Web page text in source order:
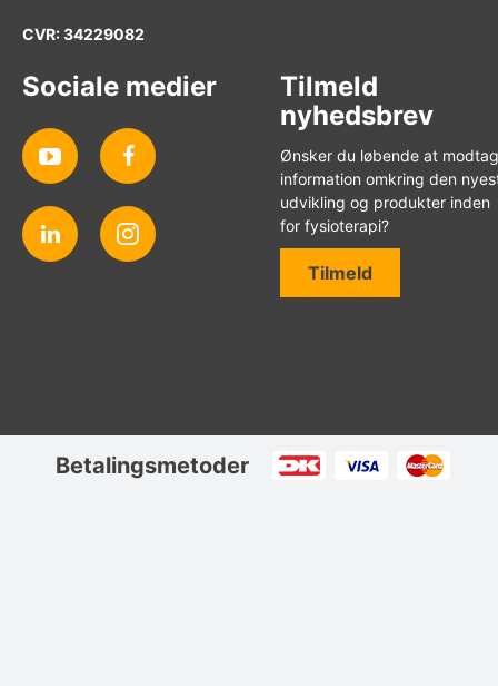
CVR: 34229082
Sociale medier
Tilmeld
nyhedsbrev
Ønsker du løbende at
information omkring den
udvikling og produkter inden
for fysioterapi?
Tilmeld
Betalingsmetoder